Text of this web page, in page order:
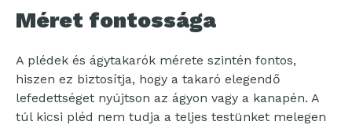
Méret fontossága
A plédek és ágytakarók mérete szintén fontos,
hiszen ez biztosítja, hogy a takaró elegendő
lefedettséget nyújtson az ágyon vagy a kanapén. A
túl kicsi pléd nem tudja a teljes testünket melegen